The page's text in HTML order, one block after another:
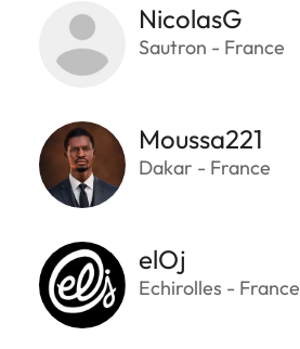
NicolasG
Sautron - France
Moussa221
Dakar - France
elOj
Echirolles - France